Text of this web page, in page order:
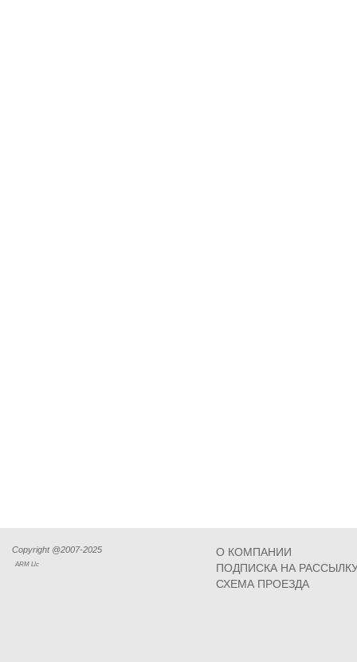
Copyright @2007-2025
ARM Llc
О КОМПАНИИ
ПОДПИСКА НА
СХЕМА ПРОЕЗДА